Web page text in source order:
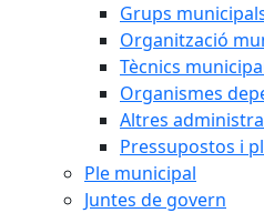
Grups
Organització
Tècnics
Organismes
Altres
Pressupostos i
Ple municipal
Juntes de govern